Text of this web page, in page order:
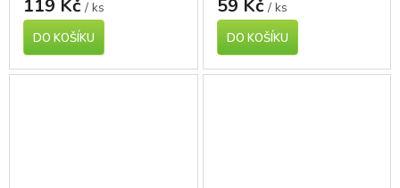
119 Kč / ks
DO KOŠÍKU
59 Kč / ks
DO KOŠÍKU